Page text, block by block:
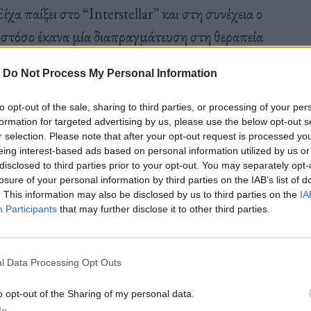
Do Not Process My Personal Information
opt-out of the sale, sharing to third parties, or processing of your
for targeted advertising by us, please use the below opt-out
selection. Please note that after your opt-out request is processed
interest-based ads based on personal information utilized by us
to third parties prior to your opt-out. You may separately
of your personal information by third parties on the IAB’s list of
This information may also be disclosed by us to third parties on the
Participants that may further disclose it to other third parties.
Data Processing Opt Outs
opt-out of the Sharing of my personal data.
παίξει στο “Interstellar” και στη συνέχεια ο
έκανα μία διαπραγμάτευση στη θεραπεία
μία αληθινή ιστορία», ανέφερε ο ηθοποιός.
την άδεια ήταν να μου τηλεφωνήσει ο Κρις
κάτι, γιατί ποτέ δεν σου το λέει. Απλά σου
στο σπίτι μου», πρόσθεσε ο Ντέιμον.
ένα αξιοζήλευτο καστ αστέρων με τον
Τζ. Ρόμπερτ Οπενχάιμερ και τους Έμιλι
Ρόμπερτ Ντάουνι Τζούνιορ (Robert